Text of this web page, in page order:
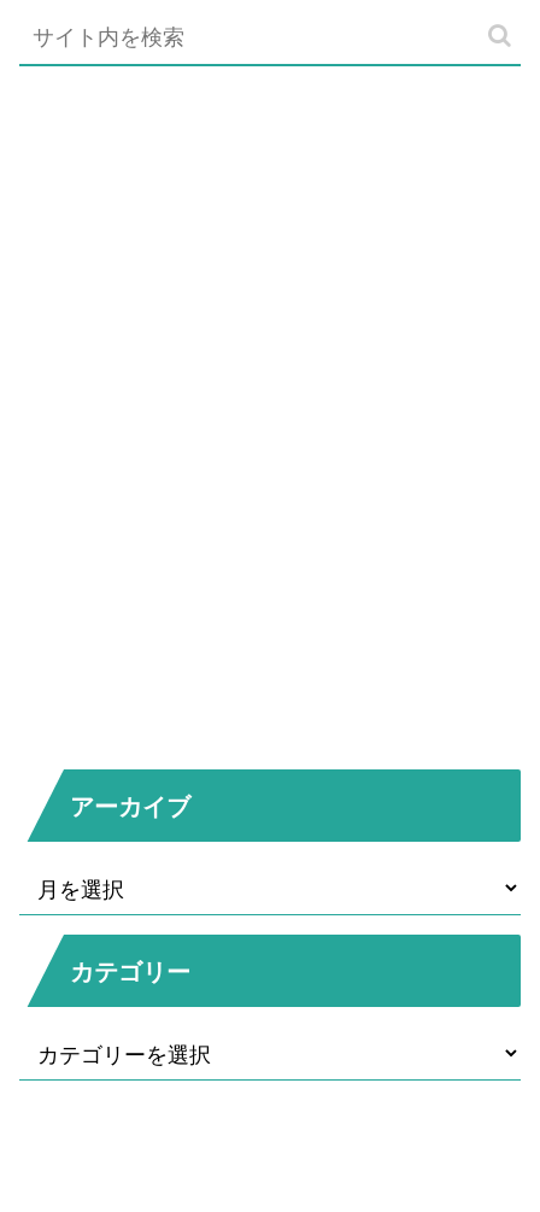
アーカイブ
カテゴリー